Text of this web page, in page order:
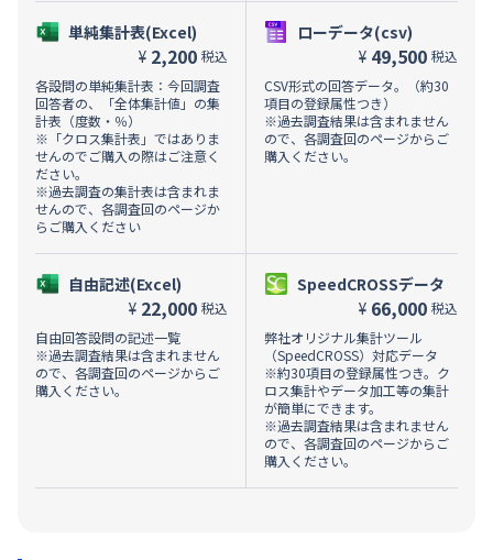
単純集計表(Excel)
¥ 2,200 税込
各設問の単純集計表：今回調査
回答者の、「全体集計値」の集
計表（度数・％）
※「クロス集計表」ではありま
せんのでご購入の際はご注意く
ださい。
※過去調査の集計表は含まれま
せんので、各調査回のページか
らご購入ください
自由記述(Excel)
¥ 22,000 税込
自由回答設問の記述一覧
※過去調査結果は含まれません
ので、各調査回のページからご
購入ください。
ローデータ(csv)
¥ 49,500 税込
CSV形式の回答データ。（約30
項目の登録属性つき）
※過去調査結果は含まれません
ので、各調査回のページからご
購入ください。
SpeedCROSSデータ
¥ 66,000 税込
弊社オリジナル集計ツール
（SpeedCROSS）対応データ
※約30項目の登録属性つき。ク
ロス集計やデータ加工等の集計
が簡単にできます。
※過去調査結果は含まれません
ので、各調査回のページからご
購入ください。